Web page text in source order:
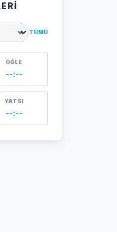
TÜMÜ
ÖĞLE
--:--
YATSI
--:--